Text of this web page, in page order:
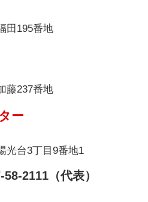
田195番地
藤237番地
ー
光台3丁目9番地1
2111（代表）